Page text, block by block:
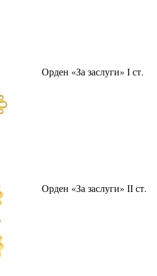
Орден «За заслуги» І ст.
Орден «За заслуги» ІІ ст.